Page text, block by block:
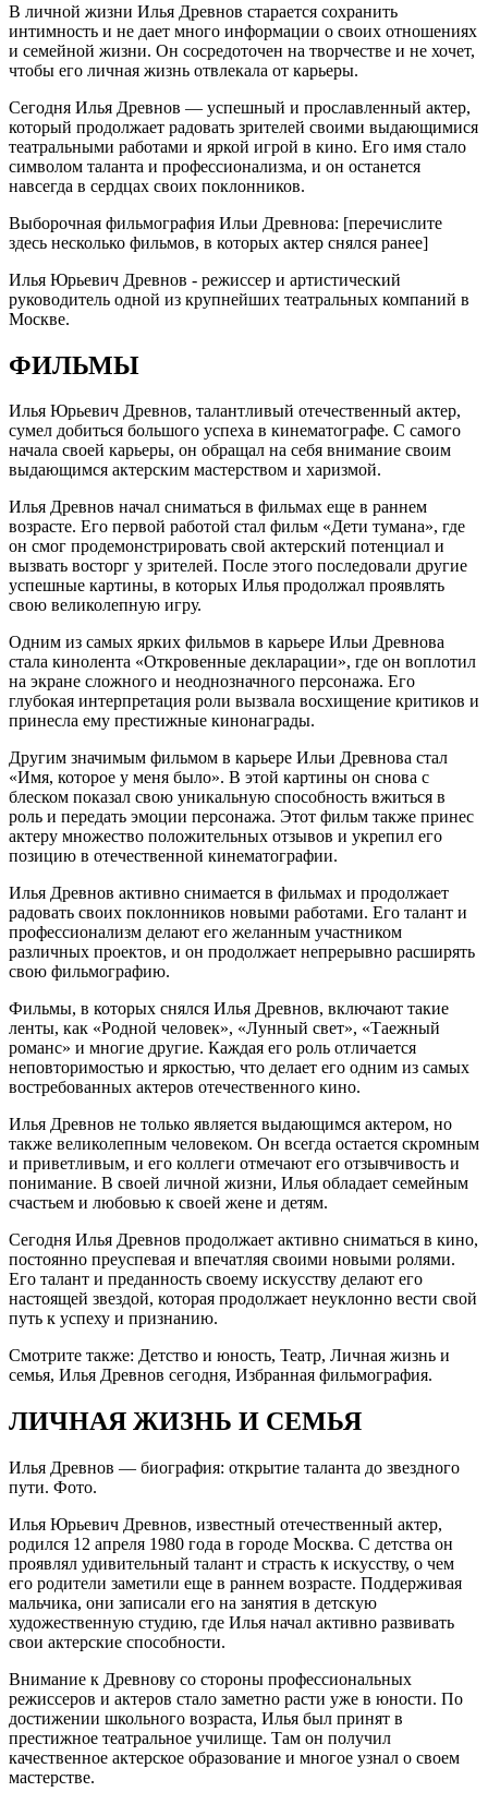
В личной жизни Илья Древнов старается сохранить
интимность и не дает много информации о своих отношениях
и семейной жизни. Он сосредоточен на творчестве и не хочет,
чтобы его личная жизнь отвлекала от карьеры.
Сегодня Илья Древнов — успешный и прославленный актер,
который продолжает радовать зрителей своими выдающимися
театральными работами и яркой игрой в кино. Его имя стало
символом таланта и профессионализма, и он останется
навсегда в сердцах своих поклонников.
Выборочная фильмография Ильи Древнова: [перечислите
здесь несколько фильмов, в которых актер снялся ранее]
Илья Юрьевич Древнов - режиссер и артистический
руководитель одной из крупнейших театральных компаний в
Москве.
ФИЛЬМЫ
Илья Юрьевич Древнов, талантливый отечественный актер,
сумел добиться большого успеха в кинематографе. С самого
начала своей карьеры, он обращал на себя внимание своим
выдающимся актерским мастерством и харизмой.
Илья Древнов начал сниматься в фильмах еще в раннем
возрасте. Его первой работой стал фильм «Дети тумана», где
он смог продемонстрировать свой актерский потенциал и
вызвать восторг у зрителей. После этого последовали другие
успешные картины, в которых Илья продолжал проявлять
свою великолепную игру.
Одним из самых ярких фильмов в карьере Ильи Древнова
стала кинолента «Откровенные декларации», где он воплотил
на экране сложного и неоднозначного персонажа. Его
глубокая интерпретация роли вызвала восхищение критиков и
принесла ему престижные кинонаграды.
Другим значимым фильмом в карьере Ильи Древнова стал
«Имя, которое у меня было». В этой картины он снова с
блеском показал свою уникальную способность вжиться в
роль и передать эмоции персонажа. Этот фильм также принес
актеру множество положительных отзывов и укрепил его
позицию в отечественной кинематографии.
Илья Древнов активно снимается в фильмах и продолжает
радовать своих поклонников новыми работами. Его талант и
профессионализм делают его желанным участником
различных проектов, и он продолжает непрерывно расширять
свою фильмографию.
Фильмы, в которых снялся Илья Древнов, включают такие
ленты, как «Родной человек», «Лунный свет», «Таежный
романс» и многие другие. Каждая его роль отличается
неповторимостью и яркостью, что делает его одним из самых
востребованных актеров отечественного кино.
Илья Древнов не только является выдающимся актером, но
также великолепным человеком. Он всегда остается скромным
и приветливым, и его коллеги отмечают его отзывчивость и
понимание. В своей личной жизни, Илья обладает семейным
счастьем и любовью к своей жене и детям.
Сегодня Илья Древнов продолжает активно сниматься в кино,
постоянно преуспевая и впечатляя своими новыми ролями.
Его талант и преданность своему искусству делают его
настоящей звездой, которая продолжает неуклонно вести свой
путь к успеху и признанию.
Смотрите также: Детство и юность, Театр, Личная жизнь и
семья, Илья Древнов сегодня, Избранная фильмография.
ЛИЧНАЯ ЖИЗНЬ И СЕМЬЯ
Илья Древнов — биография: открытие таланта до звездного
пути. Фото.
Илья Юрьевич Древнов, известный отечественный актер,
родился 12 апреля 1980 года в городе Москва. С детства он
проявлял удивительный талант и страсть к искусству, о чем
его родители заметили еще в раннем возрасте. Поддерживая
мальчика, они записали его на занятия в детскую
художественную студию, где Илья начал активно развивать
свои актерские способности.
Внимание к Древнову со стороны профессиональных
режиссеров и актеров стало заметно расти уже в юности. По
достижении школьного возраста, Илья был принят в
престижное театральное училище. Там он получил
качественное актерское образование и многое узнал о своем
мастерстве.